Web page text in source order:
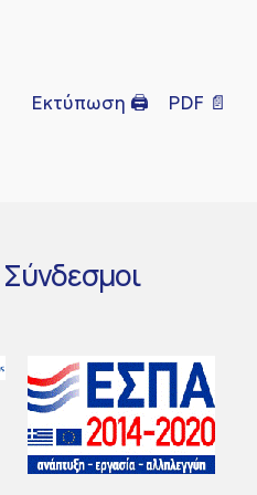
Εκτύπωση 🖨 PDF 📄
Σύνδεσμοι